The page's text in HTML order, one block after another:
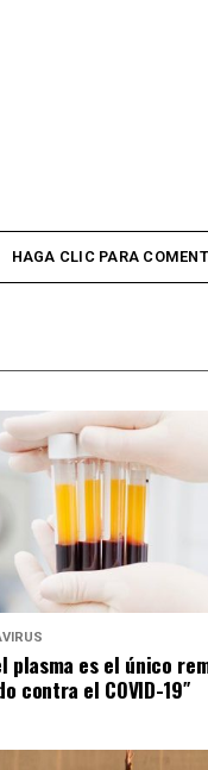
HAGA CLIC PARA
plasma es el único
contra el COVID-19″